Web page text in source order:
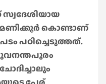
സ്വദേശിയായ
മണിക്കൂർ കൊണ്ടാണ്
പഠിച്ചെടുത്തത്.